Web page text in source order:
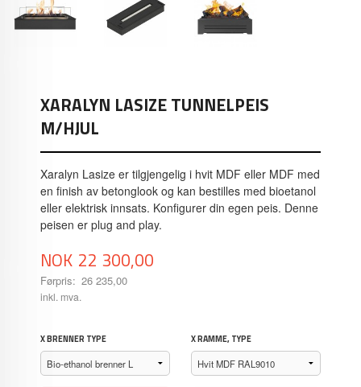
XARALYN LASIZE TUNNELPEIS
M/HJUL
Xaralyn Lasize er tilgjengelig i hvit MDF eller MDF med
en finish av betonglook og kan bestilles med bioetanol
eller elektrisk innsats. Konfigurer din egen peis. Denne
peisen er plug and play.
Tilbud
NOK 22 300,00
Førpris: 26 235,00
Rabatt
inkl. mva.
X BRENNER TYPE X RAMME, TYPE